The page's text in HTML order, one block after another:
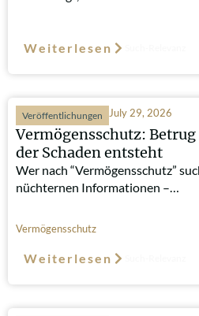
Weiterlesen
Veröffentlichungen July 29, 2026
Vermögensschutz:
der Schaden entsteht
Wer nach “Vermögensschutz”
nüchternen Informationen –…
Vermögensschutz
Weiterlesen